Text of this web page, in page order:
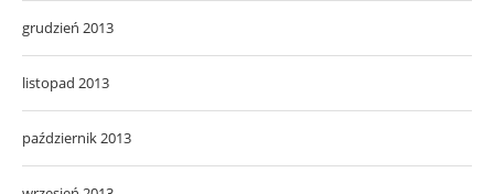
grudzień 2013
listopad 2013
październik 2013